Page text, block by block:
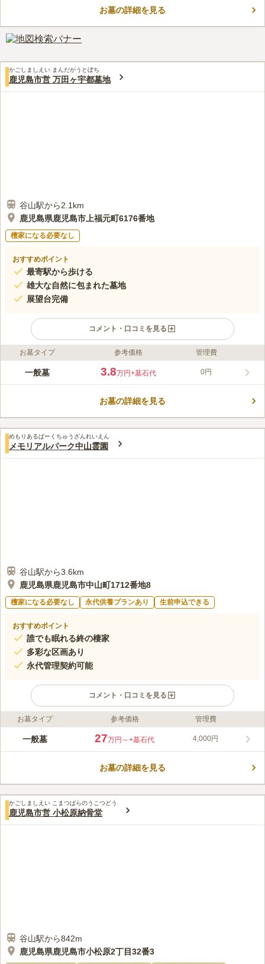
安心してお参りすることができます。 指宿スカイライの谷山イ
居ても安心です。
口コミ評価
50代女性
私は利用したことはありませんが、墓地の敷地内にお花屋さんが
あります。山の中にありすぐ近くには食事ができるお店は見当たりません
が下の方へ下るとお店はあるようです。以前はすぐ下にそうめん流しのお
お墓の詳細を見る
かごしましえい まんだがうとぼち
鹿児島市営 万田ヶ宇都墓地
谷山駅から2.1km
鹿児島県鹿児島市上福元町6176番地
檀家になる必要なし
おすすめポイント
最寄駅から歩ける
雄大な自然に包まれた墓地
展望台完備
コメント・口コミを見る
ライフドット編集部のコメント
見晴らしが良く、雄大な自然を堪能することができる墓地です。
の道はコンクリートで天候に左右されずにお参りが可能です。
口コミ評価
みんなの評価
4.9
お墓タイプ 参考価格 管理費
一般墓 3.8万円+墓石代 0円
お墓の詳細を見る
めもりあるぱーくちゅうざんれいえん
メモリアルパーク中山霊園
谷山駅から3.6km
鹿児島県鹿児島市中山町1712番地8
檀家になる必要なし 永代供養プランあり 生前申込できる
おすすめポイント
誰でも眠れる終の棲家
多彩な区画あり
永代管理契約可能
コメント・口コミを見る
ライフドット編集部のコメント
豊かな緑と美しい眺望が魅力の墓園です。 春には桜が咲き、遠
を大切にしたい方にピッタリです。 祭事室｢絆の杜｣を完備して
口コミ評価
この霊園はまだ誰からも評価されていません。
お墓タイプ 参考価格 管理費
一般墓 27万円～+墓石代 4,000円
お墓の詳細を見る
かごしましえい こまつばらのうこつどう
鹿児島市営 小松原納骨堂
谷山駅から842m
鹿児島県鹿児島市小松原2丁目32番3